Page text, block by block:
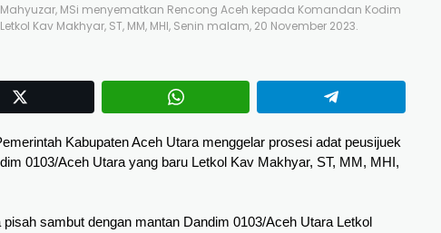
MSi menyematkan Rencong Aceh kepada Komandan Kodim
Kav Makhyar, ST, MM, MHI, Senin malam, 20 November 2023.
Kabupaten Aceh Utara menggelar prosesi adat peusijuek
0103/Aceh Utara yang baru Letkol Kav Makhyar, ST, MM, MHI,
sambut dengan mantan Dandim 0103/Aceh Utara Letkol